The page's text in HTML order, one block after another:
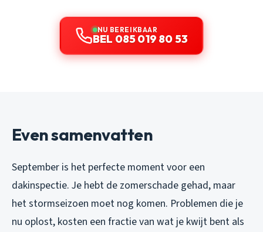
NU BEREIKBAAR
BEL 085 019 80 53
Even samenvatten
September is het perfecte moment voor een
dakinspectie. Je hebt de zomerschade gehad, maar
het stormseizoen moet nog komen. Problemen die je
nu oplost, kosten een fractie van wat je kwijt bent als